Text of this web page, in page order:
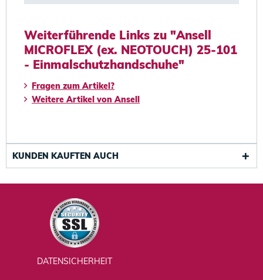
Weiterführende Links zu "Ansell
MICROFLEX (ex. NEOTOUCH) 25-101
- Einmalschutzhandschuhe"
Fragen zum Artikel?
Weitere Artikel von Ansell
KUNDEN KAUFTEN AUCH
DATENSICHERHEIT